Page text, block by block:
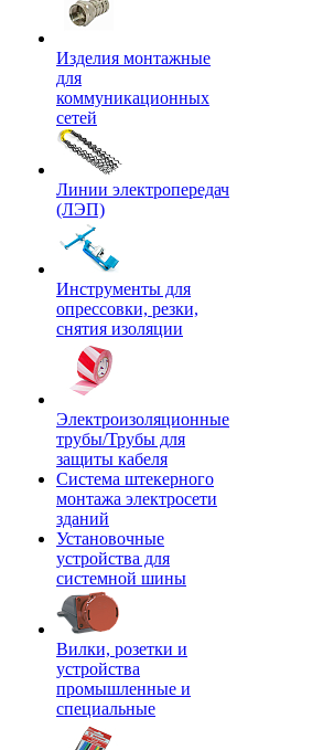
Изделия монтажные
для
коммуникационных
сетей
Линии электропередач
(ЛЭП)
Инструменты для
опрессовки, резки,
снятия изоляции
Электроизоляционные
трубы/Трубы для
защиты кабеля
Система штекерного
монтажа электросети
зданий
Установочные
устройства для
системной шины
Вилки, розетки и
устройства
промышленные и
специальные